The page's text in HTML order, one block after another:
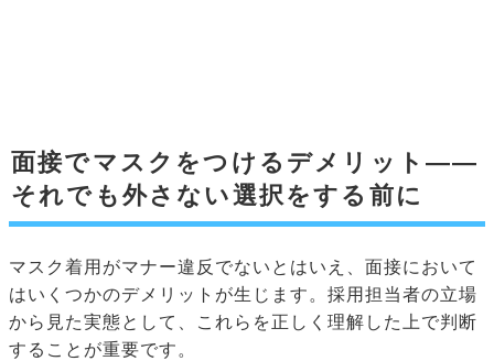
面接でマスクをつけるデメリット——
それでも外さない選択をする前に
マスク着用がマナー違反でないとはいえ、面接において
はいくつかのデメリットが生じます。採用担当者の立場
から見た実態として、これらを正しく理解した上で判断
することが重要です。